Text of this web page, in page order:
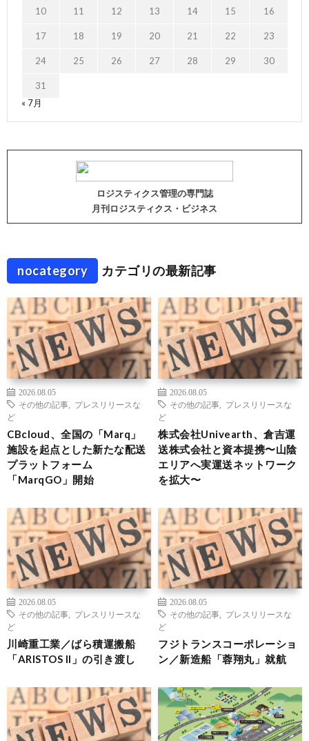
10 11 12 13 14 15 16
17 18 19 20 21 22 23
24 25 26 27 28 29 30
31
« 7月
ロジスティクス管理の専門誌
月刊ロジスティクス・ビジネス
nocategory カテゴリの最新記事
2026.08.05
その他の記事
プレスリリースな
ど
CBcloud、全国の「Marq」
施設を起点とした新たな配送
プラットフォーム
「MarqGO」開始
2026.08.05
その他の記事
プレスリリースな
ど
株式会社Univearth、倉吉運
送株式会社と資本提携〜山陰
エリアへ実運送ネットワーク
を拡大〜
2026.08.05
その他の記事
プレスリリースな
ど
川崎重工業／ばら積運搬船
「ARISTOS II」の引き渡し
2026.08.05
その他の記事
プレスリリースな
ど
フジトランスコーポレーショ
ン／新造船「蓉翔丸」就航